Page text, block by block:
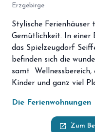
Erzgebirge
Stylische Ferienhäuser
Gemütlichkeit. In einer
das Spielzeugdorf
befinden sich die
samt
Kinder und ganz viel
Die Ferienwohnungen
launch Zum